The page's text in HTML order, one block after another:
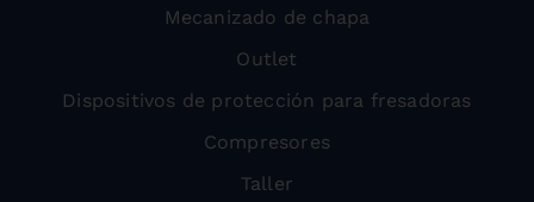
Mecanizado de chapa
Outlet
Dispositivos de protección para fresadoras
Compresores
Taller